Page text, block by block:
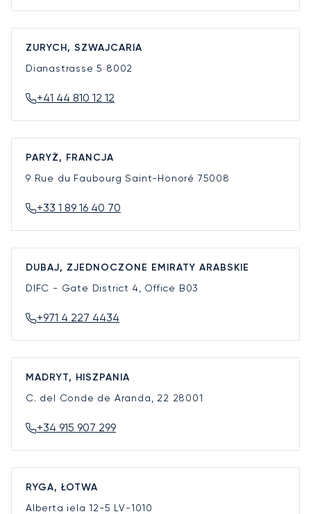
ZURYCH, SZWAJCARIA
Dianastrasse 5 8002
+41 44 810 12 12
PARYŻ, FRANCJA
9 Rue du Faubourg Saint-Honoré 75008
+33 1 89 16 40 70
DUBAJ, ZJEDNOCZONE EMIRATY ARABSKIE
DIFC - Gate District 4, Office B03
+971 4 227 4434
MADRYT, HISZPANIA
C. del Conde de Aranda, 22 28001
+34 915 907 299
RYGA, ŁOTWA
Alberta iela 12-5 LV-1010